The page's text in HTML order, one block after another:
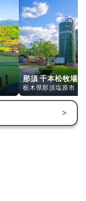
那須 千本松牧場
栃木県那須塩原市
>